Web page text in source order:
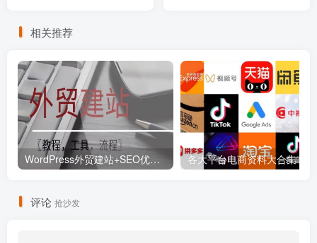
相关推荐
WordPress外贸建站+SEO优化课程【教程，工具，流程】
评论 抢沙发